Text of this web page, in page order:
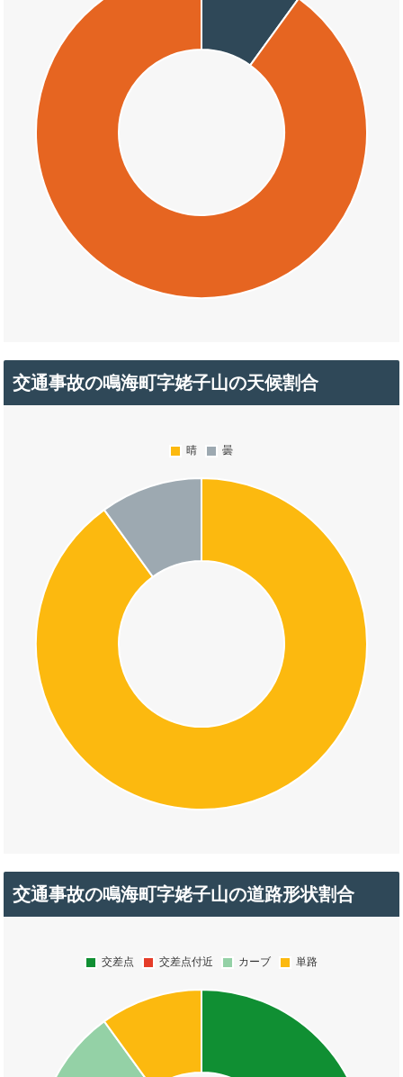
交通事故の鳴海町字姥子山の天候割合
交通事故の鳴海町字姥子山の道路形状割合